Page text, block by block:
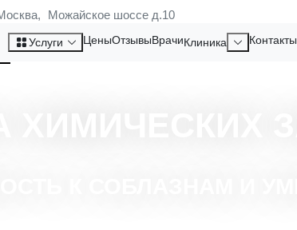
Можайское шоссе д.10
Услуги ЦеныОтзывыВрачиКлиника Контакты